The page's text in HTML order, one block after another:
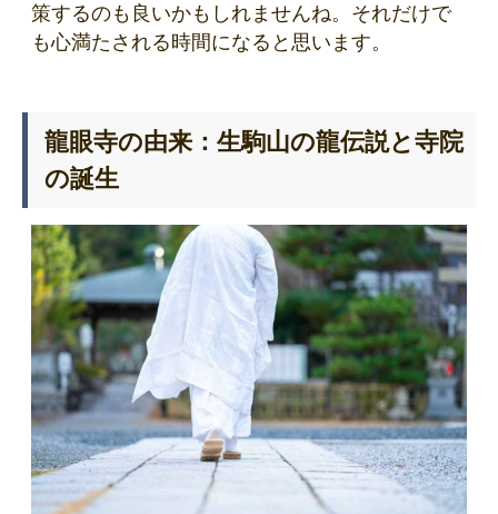
策するのも良いかもしれませんね。それだけで
も心満たされる時間になると思います。
龍眼寺の由来：生駒山の龍伝説と寺院
の誕生